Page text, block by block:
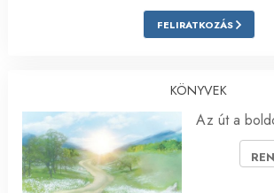
FELIRATKOZÁS
KÖNYVEK
Az út a